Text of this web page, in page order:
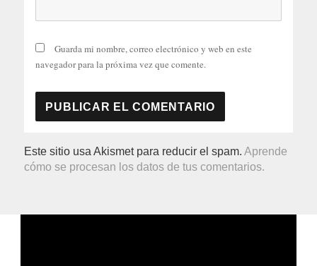
Guarda mi nombre, correo electrónico y web en este
navegador para la próxima vez que comente.
Este sitio usa Akismet para reducir el spam.Aprende
cómo se procesan los datos de tus comentarios.